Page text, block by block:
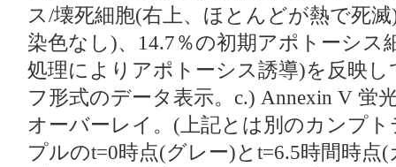
ス/壊死細胞(右上、ほとんどが熱で死
染色なし)、14.7％の初期アポトーシス
処理によりアポトーシス誘導)を反映
フ形式のデータ表示。c.) Annexin V 蛍
オーバーレイ。(上記とは別のカンプ
プルのt=0時点(グレー)とt=6.5時間時点